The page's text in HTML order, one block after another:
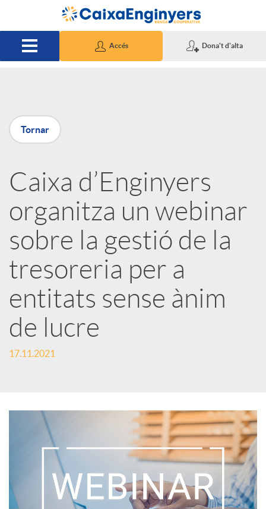
Salta al contingut principal
Accés Dona't d'alta
P
u
b
l
i
c
a
o
d
Tornar
Caixa d’Enginyers
organitza un webinar
sobre la gestió de la
tresoreria per a
entitats sense ànim
de lucre
17.11.2021